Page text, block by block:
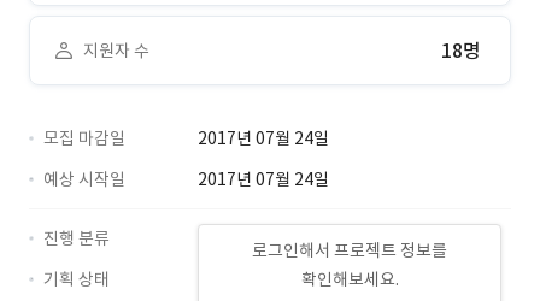
지원자 수 18명
모집 마감일
2017년 07월 24일
예상 시작일
2017년 07월 24일
로그인해서 프로젝트 정보를
확인해보세요.
진행 분류
기획 상태